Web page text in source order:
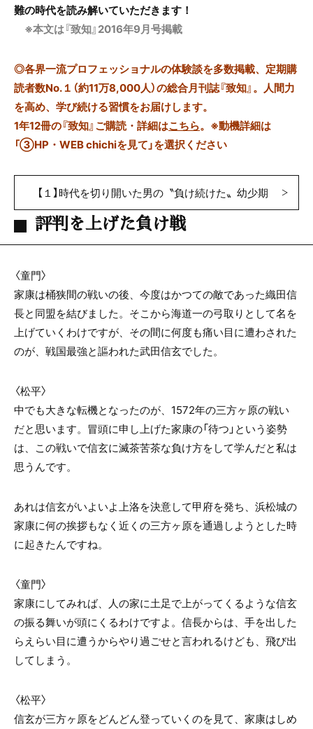
難の時代を読み解いていただきます！
※本文は『致知』2016年9月号掲載
◎各界一流プロフェッショナルの体験談を多数掲載、定期購
読者数No.１（約11万8,000人）の総合月刊誌『致知』。人間力
を高め、学び続ける習慣をお届けします。
1年12冊の『致知』ご購読・詳細はこちら。 ※動機詳細は
「③HP・WEB chichiを見て」を選択ください
【１】時代を切り開いた男の〝負け続けた〟幼少期
評判を上げた負け戦
〈童門〉
家康は桶狭間の戦いの後、今度はかつての敵であった織田信
長と同盟を結びました。そこから海道一の弓取りとして名を
上げていくわけですが、その間に何度も痛い目に遭わされた
のが、戦国最強と謳われた武田信玄でした。
〈松平〉
中でも大きな転機となったのが、1572年の三方ヶ原の戦い
だと思います。冒頭に申し上げた家康の「待つ」という姿勢
は、この戦いで信玄に滅茶苦茶な負け方をして学んだと私は
思うんです。
あれは信玄がいよいよ上洛を決意して甲府を発ち、浜松城の
家康に何の挨拶もなく近くの三方ヶ原を通過しようとした時
に起きたんですね。
〈童門〉
家康にしてみれば、人の家に土足で上がってくるような信玄
の振る舞いが頭にくるわけですよ。信長からは、手を出した
らえらい目に遭うからやり過ごせと言われるけども、飛び出
してしまう。
〈松平〉
信玄が三方ヶ原をどんどん登っていくのを見て、家康はしめ